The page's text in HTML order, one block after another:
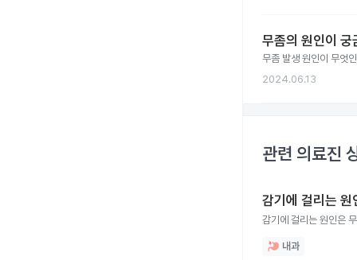
무좀의 원인이 궁
무좀 발생 원인이 무엇
2024.06.13
관련 의료진
감기에 걸리는
감기에 걸리는 원인은
내과